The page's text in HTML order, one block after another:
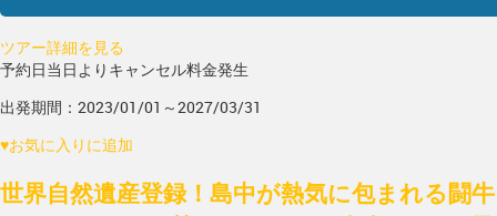
ツアー詳細を見る
予約日当日よりキャンセル料金発生
出発期間：2023/01/01～2027/03/31
♥お気に入りに追加
世界自然遺産登録！島中が熱気に包まれる闘